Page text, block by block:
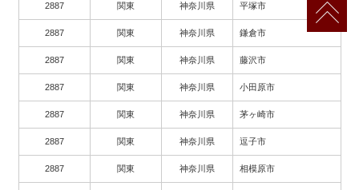
2887 関東 神奈川県 平塚市
2887 関東 神奈川県 鎌倉市
2887 関東 神奈川県 藤沢市
2887 関東 神奈川県 小田原市
2887 関東 神奈川県 茅ヶ崎市
2887 関東 神奈川県 逗子市
2887 関東 神奈川県 相模原市